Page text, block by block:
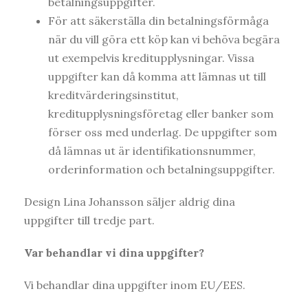
För att säkerställa din betalningsförmåga
när du vill göra ett köp kan vi behöva begära
ut exempelvis kreditupplysningar. Vissa
uppgifter kan då komma att lämnas ut till
kreditvärderingsinstitut,
kreditupplysningsföretag eller banker som
förser oss med underlag. De uppgifter som
då lämnas ut är identifikationsnummer,
orderinformation och betalningsuppgifter.
Design Lina Johansson säljer aldrig dina
uppgifter till tredje part.
Var behandlar vi dina uppgifter?
Vi behandlar dina uppgifter inom EU/EES.